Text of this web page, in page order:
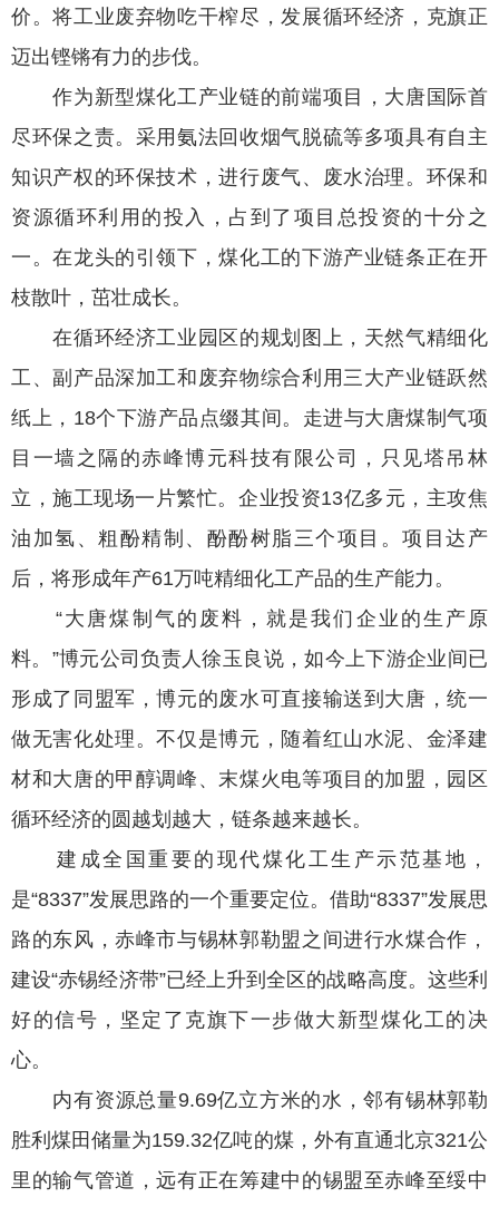
价。将工业废弃物吃干榨尽，发展循环经济，克旗正
迈出铿锵有力的步伐。
作为新型煤化工产业链的前端项目，大唐国际首
尽环保之责。采用氨法回收烟气脱硫等多项具有自主
知识产权的环保技术，进行废气、废水治理。环保和
资源循环利用的投入，占到了项目总投资的十分之
一。在龙头的引领下，煤化工的下游产业链条正在开
枝散叶，茁壮成长。
在循环经济工业园区的规划图上，天然气精细化
工、副产品深加工和废弃物综合利用三大产业链跃然
纸上，18个下游产品点缀其间。走进与大唐煤制气项
目一墙之隔的赤峰博元科技有限公司，只见塔吊林
立，施工现场一片繁忙。企业投资13亿多元，主攻焦
油加氢、粗酚精制、酚酚树脂三个项目。项目达产
后，将形成年产61万吨精细化工产品的生产能力。
“大唐煤制气的废料，就是我们企业的生产原
料。”博元公司负责人徐玉良说，如今上下游企业间已
形成了同盟军，博元的废水可直接输送到大唐，统一
做无害化处理。不仅是博元，随着红山水泥、金泽建
材和大唐的甲醇调峰、末煤火电等项目的加盟，园区
循环经济的圆越划越大，链条越来越长。
建成全国重要的现代煤化工生产示范基地，
是“8337”发展思路的一个重要定位。借助“8337”发展思
路的东风，赤峰市与锡林郭勒盟之间进行水煤合作，
建设“赤锡经济带”已经上升到全区的战略高度。这些利
好的信号，坚定了克旗下一步做大新型煤化工的决
心。
内有资源总量9.69亿立方米的水，邻有锡林郭勒
胜利煤田储量为159.32亿吨的煤，外有直通北京321公
里的输气管道，远有正在筹建中的锡盟至赤峰至绥中